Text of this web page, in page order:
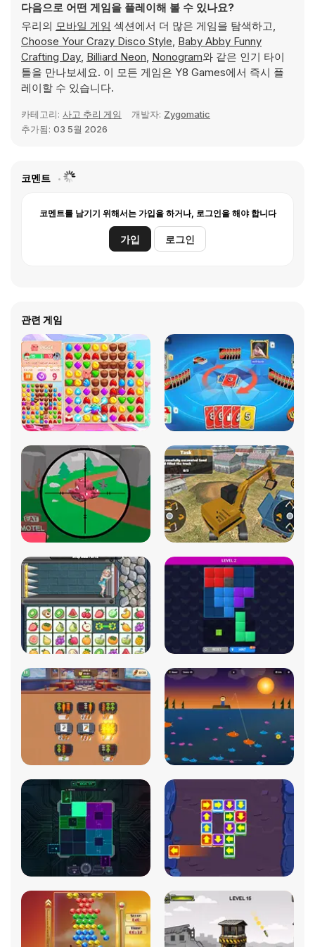
다음으로 어떤 게임을 플레이해 볼 수 있나요?
우리의 모바일 게임 섹션에서 더 많은 게임을 탐색하고,
Choose Your Crazy Disco Style, Baby Abby Funny
Crafting Day, Billiard Neon, Nonogram와 같은 인기 타이
틀을 만나보세요. 이 모든 게임은 Y8 Games에서 즉시 플
레이할 수 있습니다.
카테고리: 사고 추리 게임 개발자: Zygomatic
추가됨: 03 5월 2026
코멘트
코멘트를 남기기 위해서는 가입을 하거나, 로그인을 해야 합니다
가입 로그인
관련 게임